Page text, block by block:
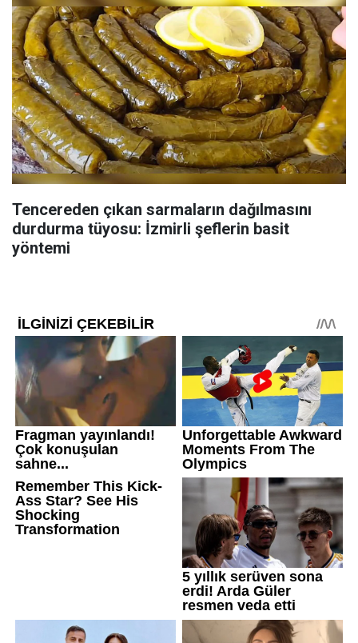
Tencereden çıkan sarmaların dağılmasını
durdurma tüyosu: İzmirli şeflerin basit
yöntemi